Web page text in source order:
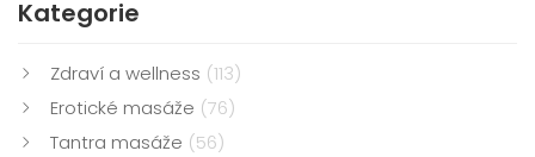
Kategorie
Zdraví a wellness (113)
Erotické masáže (76)
Tantra masáže (56)